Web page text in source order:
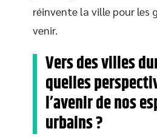
réinvente la ville pour les
venir.
Vers des villes
quelles
l’avenir de nos
urbains ?